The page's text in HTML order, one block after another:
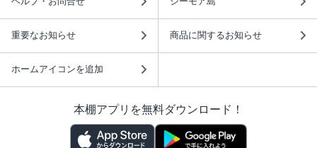
重要なお知らせ 商品に関するお知らせ
ホームアイコンを追加
本棚アプリを無料ダウンロード！